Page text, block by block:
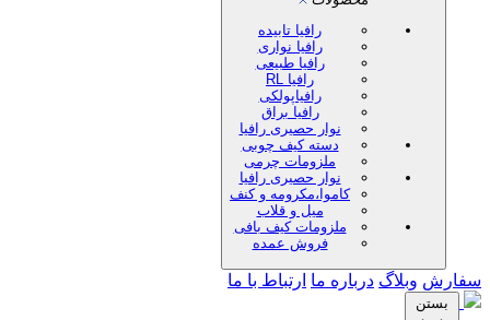
رافیا تابیده
رافیا نواری
رافیا طبیعی
رافیا RL
رافیاپولکی
رافیا براق
نوار حصیری رافیا
دسته کیف چوبی
ملزومات چرمی
نوار حصیری رافیا
کاموا،مکرومه و کنف
میل و قلاب
ملزومات کیف بافی
فروش عمده
سفارش وبلاگ درباره ما ارتباط با ما
بستن